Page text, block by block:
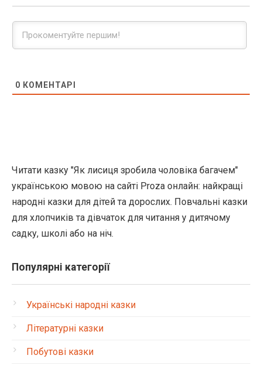
0 КОМЕНТАРІ
Читати казку "Як лисиця зробила чоловіка багачем"
українською мовою на сайті Proza онлайн: найкращі
народні казки для дітей та дорослих. Повчальні казки
для хлопчиків та дівчаток для читання у дитячому
садку, школі або на ніч.
Популярні категорії
Українські народні казки
Літературні казки
Побутові казки